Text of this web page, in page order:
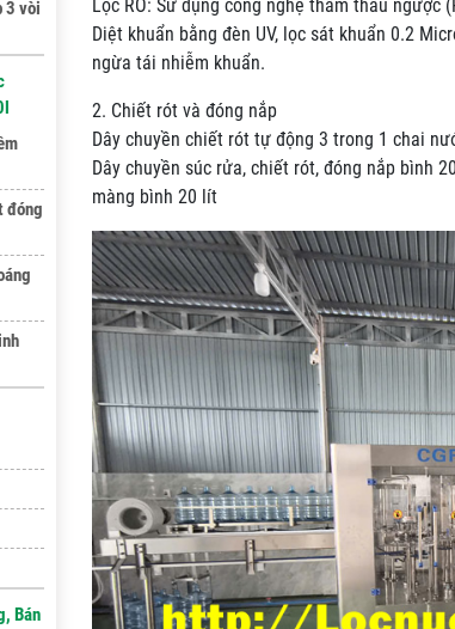
Lọc RO: Sử dụng công nghệ thẩm thấu
Diệt khuẩn bằng đèn UV, lọc sát khuẩn 0.2
ngừa tái nhiễm khuẩn.
2. Chiết rót và đóng nắp
Dây chuyền chiết rót tự động 3 trong 1 chai
Dây chuyền súc rửa, chiết rót, đóng nắp bình
màng bình 20 lít
3 vòi
đóng
Bán